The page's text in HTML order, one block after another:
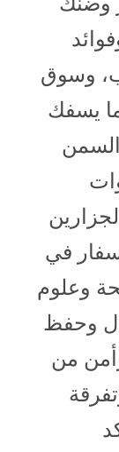
وسوق
يسفك
في
وعلوم
وحفظ
من